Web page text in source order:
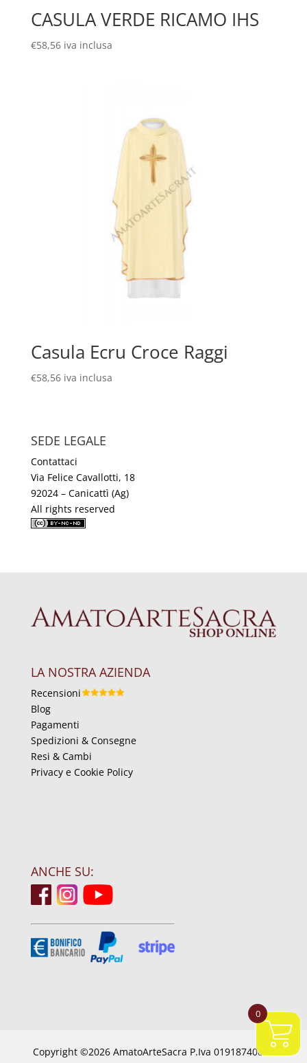
CASULA VERDE RICAMO IHS
€58,56 iva inclusa
Casula Ecru Croce Raggi
€58,56 iva inclusa
SEDE LEGALE
Contattaci
Via Felice Cavallotti, 18
92024 – Canicattì (Ag)
All rights reserved
LA NOSTRA AZIENDA
Recensioni
Blog
Pagamenti
Spedizioni & Consegne
Resi & Cambi
Privacy e Cookie Policy
ANCHE SU:
Copyright ©2026 AmatoArteSacra P.Iva 01918740844
0